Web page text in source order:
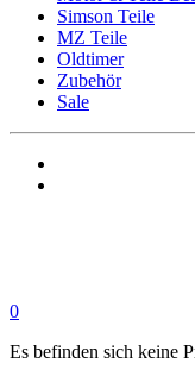
Simson Teile
MZ Teile
Oldtimer
Zubehör
Sale
0
Es befinden sich keine